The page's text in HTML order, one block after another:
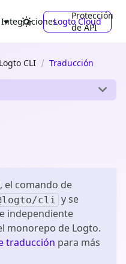
Integraciones
Protección
de API
Logto Cloud
Logto CLI Traducción
el comando de
cli
y se
independiente
monorepo de Logto.
traducción para más